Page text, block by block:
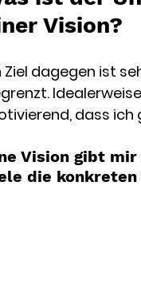
Vision?
Ziel dagegen ist
dass ich
Vision gibt
die